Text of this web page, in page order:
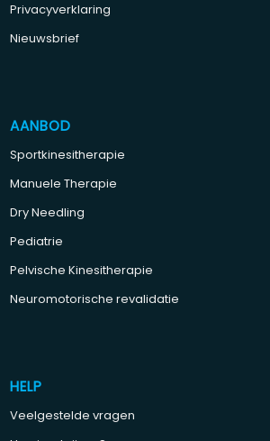
Privacyverklaring
Nieuwsbrief
AANBOD
Sportkinesitherapie
Manuele Therapie
Dry Needling
Pediatrie
Pelvische Kinesitherapie
Neuromotorische revalidatie
HELP
Veelgestelde vragen